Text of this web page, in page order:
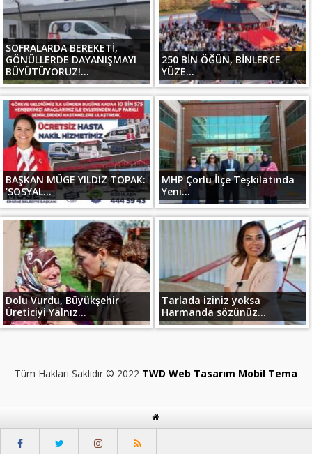
SOFRALARDA BEREKETİ,
GÖNÜLLERDE DAYANIŞMAYI
BÜYÜTÜYORUZ!...
250 BİN ÖĞÜN, BİNLERCE
YÜZE...
BAŞKAN MÜGE YILDIZ TOPAK:
‘SOSYAL...
MHP Çorlu İlçe Teşkilatında
Yeni...
Dolu Vurdu, Büyükşehir
Üreticiyi Yalnız...
Tarlada iziniz yoksa
Harmanda sözünüz...
Tüm Hakları Saklıdır © 2022 TWD Web Tasarım Mobil Tema